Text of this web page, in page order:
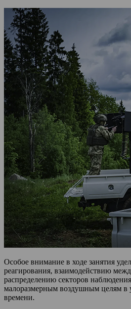
Особое внимание в ходе занятия
реагирования, взаимодействию
распределению секторов
малоразмерным воздушным целям в
времени.